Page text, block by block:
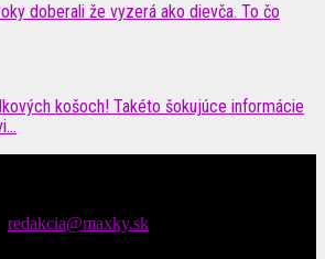
doberali že vyzerá ako dievča. To čo
košoch! Takéto šokujúce informácie
redakcia@maxky.sk